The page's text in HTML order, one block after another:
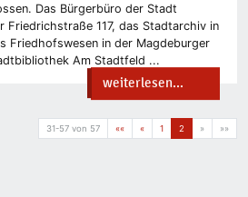
Das Bürgerbüro der Stadt
Friedrichstraße 117, das Stadtarchiv in
Friedhofswesen in der Magdeburger
Am Stadtfeld ...
weiterlesen...
31-57 von 57 «« « 1 2 » »»